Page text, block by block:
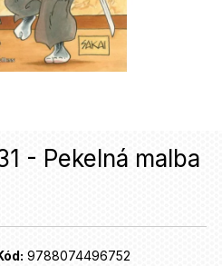
- Pekelná malba
9788074496752